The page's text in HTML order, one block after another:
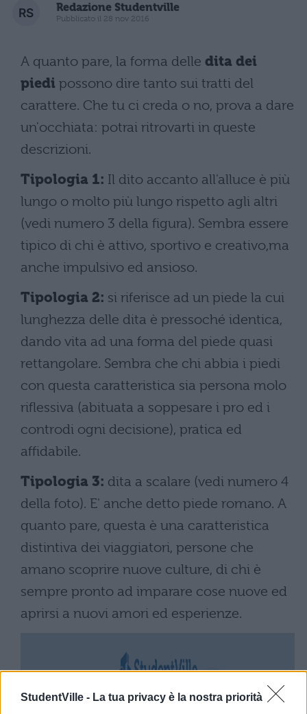
StudentVille - La tua privacy è la nostra priorità
Redazione Studentville
Pubblicato il 28 nov 2016
A quanto pare, la forma delle dita dei
piedi possono dire tanto sui tratti del
carattere. Che tu ci creda o no, prova a dare
un'occhiata: potrai ritrovarti in queste
descrizioni.
Tipologia 1: Il dito accanto all'alluce è più
lungo o molto più lungo rispetto agli altri
(vedi numero 3 della figura). Sembra essere
tipico di chi è attivo, sportivo e creativo,ma
anche impulsivo ed ansioso.
Tipologia 2: si riferisce ad un piede la cui
lunghezza delle dita è pressoché identica,
dando vita ad una forma del piede quasi
rettangolare. Sembra che chi abbia i piedi
con questa caratteristica sia persona molo
riflessiva (abituata a soppesare i pro ed i
controdi ogni decisione), pratica ed
affidabile.
Tipologia 3: dita a scalare (vedi numero 4
della foto). E' anche detto piede romano. A
quanto pare, questa è una caratteristica
distintiva dei viaggiatori, persone che
amano scoprire nuove culture, di chi è
sempre pronto ad imparare cose nuove ed
aprirsi a nuovi amori ed esperienze.